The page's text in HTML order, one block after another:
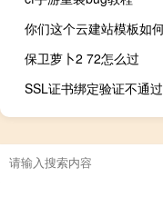
保卫萝卜2 72怎么过
SSL证书绑定验证不通过